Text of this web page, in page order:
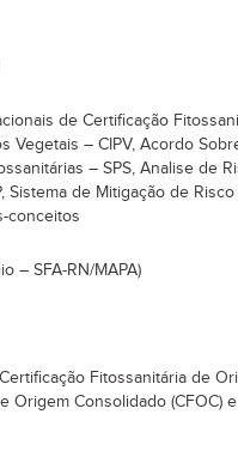
de Certificação
Vegetais – CIPV, Acordo
– SPS, Analise de
Sistema de Mitigação de
conceitos
– SFA-RN/MAPA)
Fitossanitária de
Origem Consolidado (CFOC)